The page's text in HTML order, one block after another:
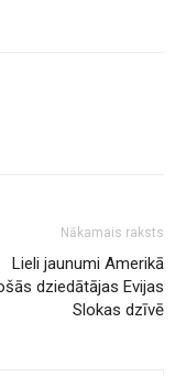
Nākamais raksts
Lieli jaunumi Amerikā
dziedātājas Evijas
Slokas dzīvē